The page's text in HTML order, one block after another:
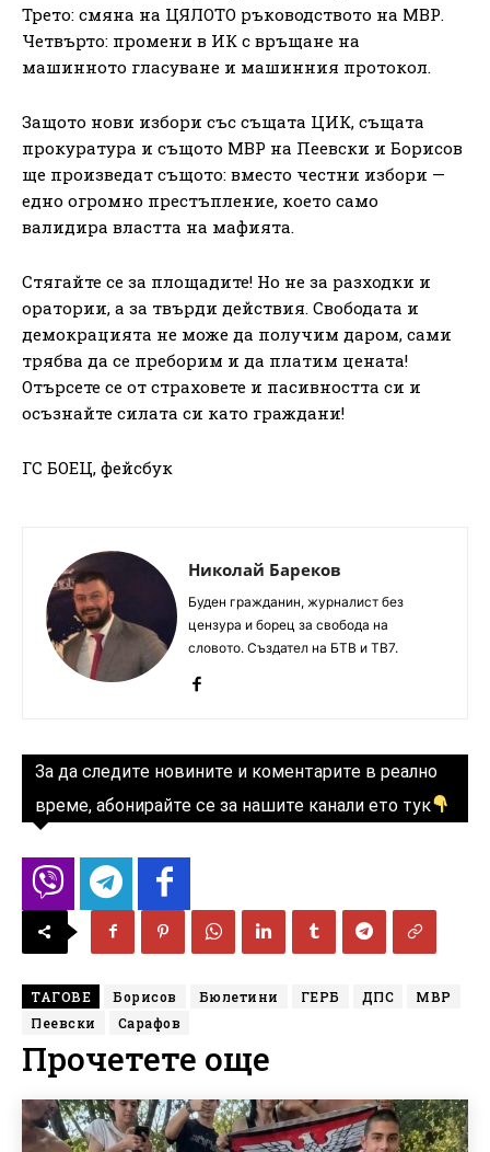
Трето: смяна на ЦЯЛОТО ръководството на МВР.
Четвърто: промени в ИК с връщане на
машинното гласуване и машинния протокол.
Защото нови избори със същата ЦИК, същата
прокуратура и същото МВР на Пеевски и Борисов
ще произведат същото: вместо честни избори —
едно огромно престъпление, което само
валидира властта на мафията.
Стягайте се за площадите! Но не за разходки и
оратории, а за твърди действия. Свободата и
демокрацията не може да получим даром, сами
трябва да се преборим и да платим цената!
Отърсете се от страховете и пасивността си и
осъзнайте силата си като граждани!
ГС БОЕЦ, фейсбук
Николай Бареков
Буден гражданин, журналист без
цензура и борец за свобода на
словото. Създател на БТВ и ТВ7.
За да следите новините и коментарите в реално
време, абонирайте се за нашите канали ето тук
ТАГОВЕ Борисов Бюлетини ГЕРБ ДПС
МВР
Пеевски
Сарафов
Прочетете още